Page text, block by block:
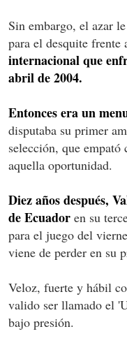
Sin embargo, el azar
para el desquite frente
internacional que
abril de 2004.
Entonces era un
disputaba su primer
selección, que empató
aquella oportunidad.
Diez años después,
de Ecuador en su
para el juego del
viene de perder en su
Veloz, fuerte y hábil
valido ser llamado el
bajo presión.